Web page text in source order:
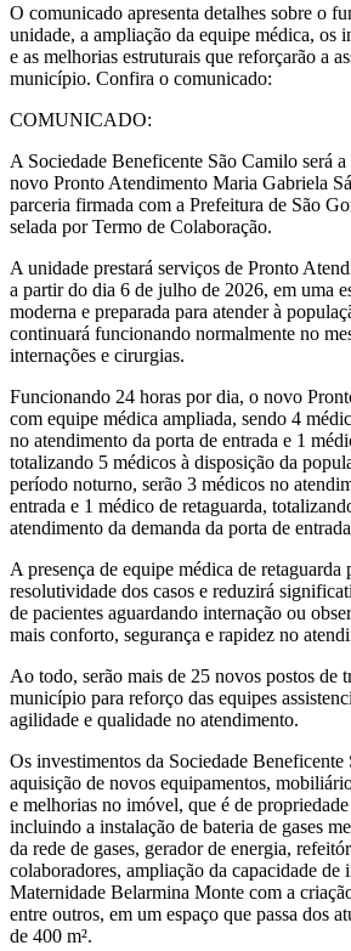
O comunicado apresenta detalhes sobre o
unidade, a ampliação da equipe médica, os
e as melhorias estruturais que reforçarão a
município. Confira o comunicado:
COMUNICADO:
A Sociedade Beneficente São Camilo será
novo Pronto Atendimento Maria Gabriela
parceria firmada com a Prefeitura de São
selada por Termo de Colaboração.
A unidade prestará serviços de Pronto
a partir do dia 6 de julho de 2026, em uma
moderna e preparada para atender à
continuará funcionando normalmente no
internações e cirurgias.
Funcionando 24 horas por dia, o novo
com equipe médica ampliada, sendo 4
no atendimento da porta de entrada e 1
totalizando 5 médicos à disposição da
período noturno, serão 3 médicos no
entrada e 1 médico de retaguarda,
atendimento da demanda da porta de
A presença de equipe médica de retaguarda
resolutividade dos casos e reduzirá
de pacientes aguardando internação ou
mais conforto, segurança e rapidez no
Ao todo, serão mais de 25 novos postos de
município para reforço das equipes
agilidade e qualidade no atendimento.
Os investimentos da Sociedade
aquisição de novos equipamentos,
e melhorias no imóvel, que é de
incluindo a instalação de bateria de gases
da rede de gases, gerador de energia,
colaboradores, ampliação da capacidade de
Maternidade Belarmina Monte com a
entre outros, em um espaço que passa dos
de 400 m².